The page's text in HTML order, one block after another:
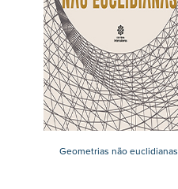
Geometrias não euclidianas